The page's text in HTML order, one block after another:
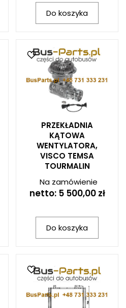
Do koszyka
PRZEKŁADNIA
KĄTOWA
WENTYLATORA,
VISCO TEMSA
TOURMALIN
Na zamówienie
netto: 5 500,00 zł
Do koszyka